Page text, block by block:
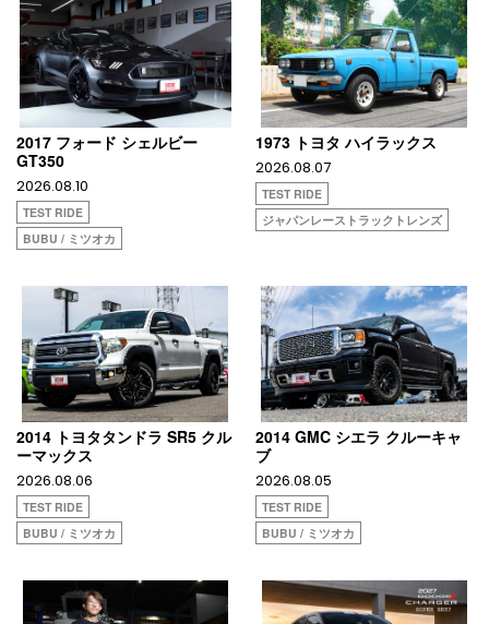
2017 フォード シェルビー
GT350
2026.08.10
TEST RIDE
BUBU / ミツオカ
1973 トヨタ ハイラックス
2026.08.07
TEST RIDE
ジャパンレーストラックトレンズ
2014 トヨタタンドラ SR5 クル
ーマックス
2026.08.06
TEST RIDE
BUBU / ミツオカ
2014 GMC シエラ クルーキャ
ブ
2026.08.05
TEST RIDE
BUBU / ミツオカ